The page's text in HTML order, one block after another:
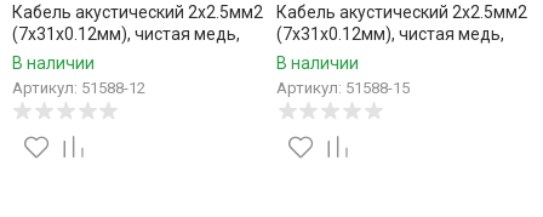
Кабель акустический 2x2.5мм2
(7x31x0.12мм), чистая медь,
пластиковая катушка,
В наличии
Артикул: 51588-12
Кабель акустический 2x2.5мм2
(7x31x0.12мм), чистая медь,
пластиковая катушка,
В наличии
Артикул: 51588-15